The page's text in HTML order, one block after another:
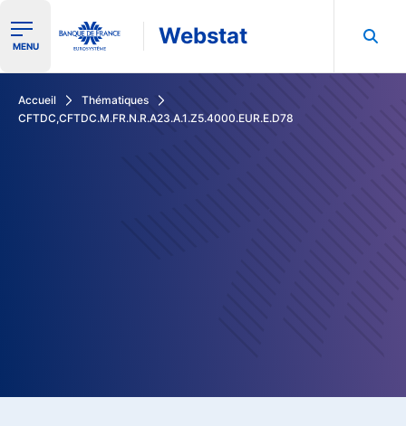
Ouvrir le menu de navigation
MENU Webstat
Accueil
Thématiques
CFTDC,CFTDC.M.FR.N.R.A23.A.1.Z5.4000.EUR.E.D78